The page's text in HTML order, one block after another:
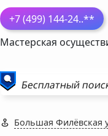
+7 (499) 144-24..**
Мастерская
Бесплатный
Большая Филёвская